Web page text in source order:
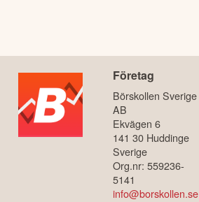
Företag
Börskollen Sverige
AB
Ekvägen 6
141 30 Huddinge
Sverige
Org.nr: 559236-
5141
info@borskollen.se